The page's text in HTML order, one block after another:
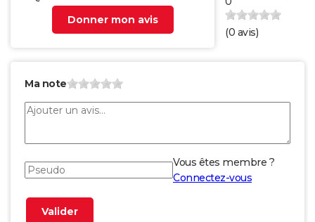
Donner mon avis
(0 avis)
Ma note
Vous êtes membre ?
Connectez-vous